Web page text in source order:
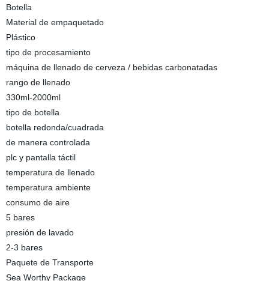
Botella
Material de empaquetado
Plástico
tipo de procesamiento
máquina de llenado de cerveza / bebidas carbonatadas
rango de llenado
330ml-2000ml
tipo de botella
botella redonda/cuadrada
de manera controlada
plc y pantalla táctil
temperatura de llenado
temperatura ambiente
consumo de aire
5 bares
presión de lavado
2-3 bares
Paquete de Transporte
Sea Worthy Package